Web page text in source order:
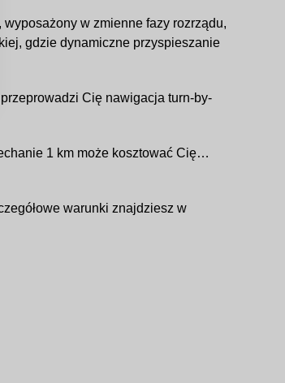
w zmienne fazy rozrządu,
gdzie dynamiczne przyspieszanie
Cię nawigacja turn-by-
1 km może kosztować Cię…
warunki znajdziesz w